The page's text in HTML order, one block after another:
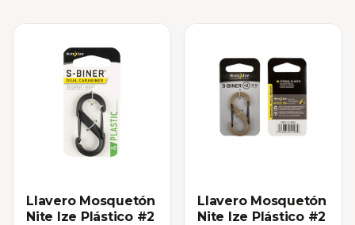
Llavero Mosquetón
Nite Ize Plástico #2
Llavero Mosquetón
Nite Ize Plástico #2